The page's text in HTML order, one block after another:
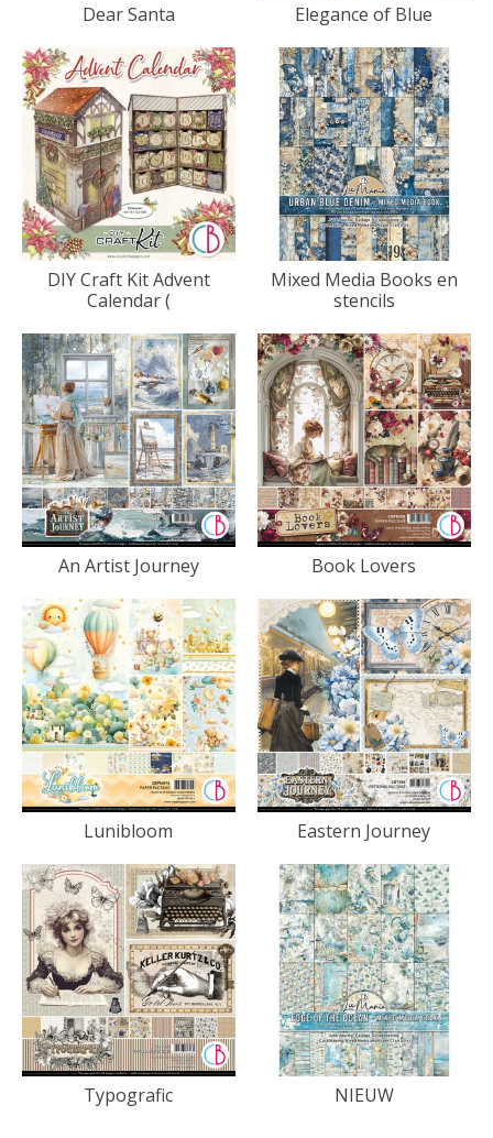
Dear Santa Elegance of Blue
DIY Craft Kit Advent
Calendar (
Mixed Media Books en
stencils
An Artist Journey Book Lovers
Lunibloom Eastern Journey
Typografic NIEUW